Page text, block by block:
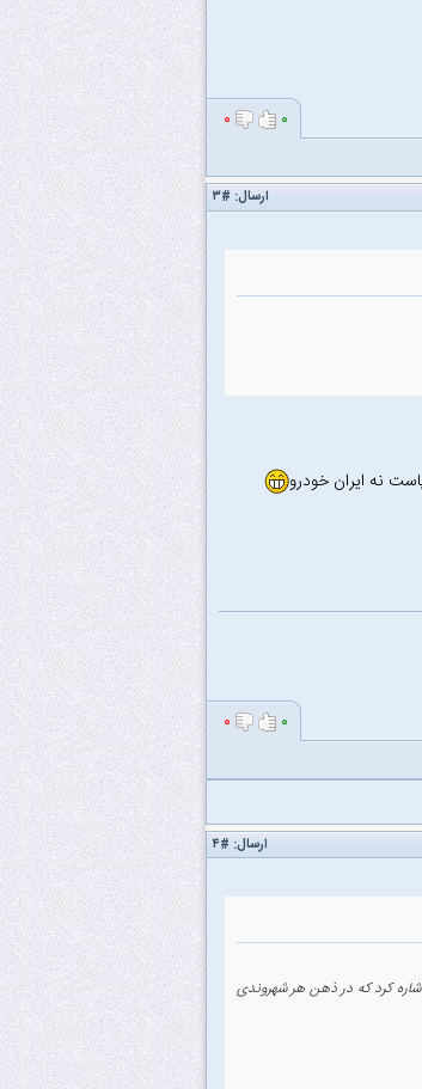
۰
۰
ارسال: #۳
نه ایران خودرو
۰
۰
ارسال: #۴
کرد که در ذهن هر شهروندی